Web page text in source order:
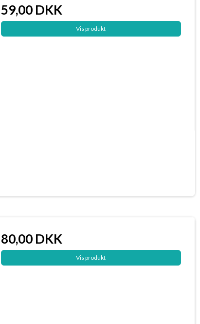
59,00 DKK
Vis produkt
80,00 DKK
Vis produkt